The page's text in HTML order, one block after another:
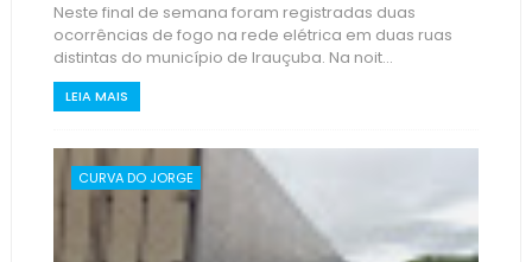
Neste final de semana foram registradas duas
ocorrências de fogo na rede elétrica em duas ruas
distintas do município de Irauçuba. Na noit...
LEIA MAIS
CURVA DO JORGE